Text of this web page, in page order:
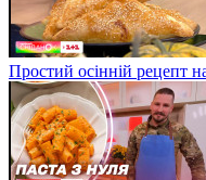
Простий осінній рецепт